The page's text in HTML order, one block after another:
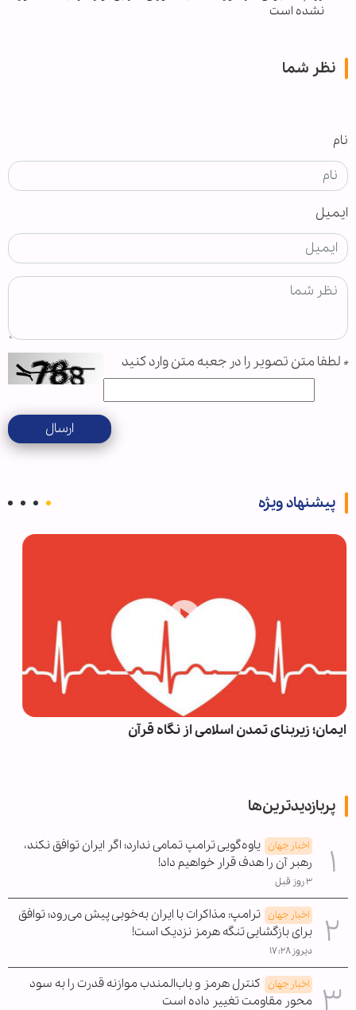
نشده است
نظر شما
نام
ایمیل
* لطفا متن تصویر را در جعبه متن وارد کنید
ارسال
پیشنهاد ویژه
راز پیروزی در سخت‌ترین میدان‌ها از نگاه رهبر شهید
پربازدیدترین‌ها
اخبار جهان یاوه‌گویی ترامپ تمامی ندارد؛ اگر ایران توافق نکند،
رهبر آن را هدف قرار خواهیم داد!
۳ روز قبل
اخبار جهان ترامپ: مذاکرات با ایران به‌خوبی پیش می‌رود؛ توافق
برای بازگشایی تنگه هرمز نزدیک است!
دیروز ۱۷:۲۸
اخبار جهان کنترل هرمز و باب‌المندب موازنه قدرت را به سود
محور مقاومت تغییر داده است